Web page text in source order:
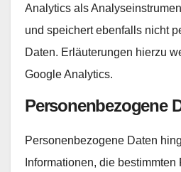
Analytics als
und speichert ebenfalls nicht
Daten. Erläuterungen hierzu
Google Analytics.
Personenbezogene
Personenbezogene Daten
Informationen, die